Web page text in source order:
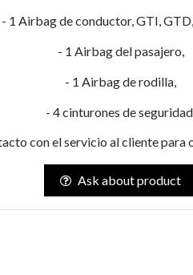
- 1 Airbag de conductor, GTI,
- 1 Airbag del pasajero,
- 1 Airbag de rodilla,
- 4 cinturones de seguridad.
con el servicio al cliente
Ask about product